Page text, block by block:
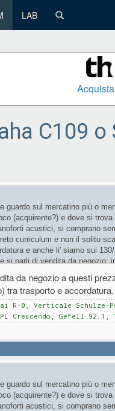
LAB
C109
guardo sul mercatino più o
(acquirente?) e dove si
acustici, si comprano
curriculum e non il solito
e anche li' siamo sui
si parli di vendita da negozio:
da negozio a questi
tra trasporto e accordatura.
R-0, Verticale Schulze-
Crescendo, Gefell 92.1,
guardo sul mercatino più o
(acquirente?) e dove si
acustici, si comprano